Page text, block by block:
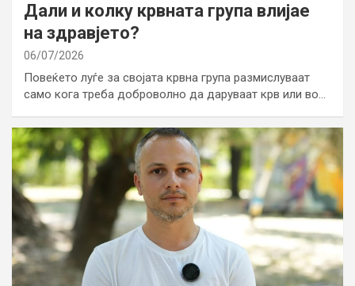
Дали и колку крвната група влијае
на здравјето?
06/07/2026
Повеќето луѓе за својата крвна група размислуваат
само кога треба доброволно да даруваат крв или во…